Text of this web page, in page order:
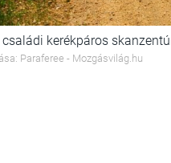
családi kerékpáros
Paraferee - Mozgásvilág.hu